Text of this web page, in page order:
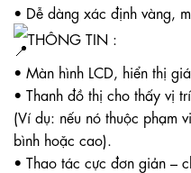
• Dễ dàng xác định vàng,
THÔNG TIN :
• Màn hình LCD, hiển thị
• Thanh đồ thị cho thấy vị
(Ví dụ: nếu nó thuộc phạm
bình hoặc cao).
• Thao tác cực đơn giản –